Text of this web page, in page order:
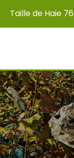
Taille de Haie 76